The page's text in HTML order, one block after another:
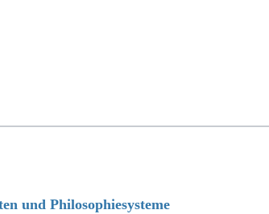
und Philosophiesysteme